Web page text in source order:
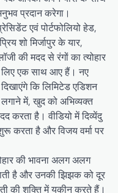
प्रदान करेगा।
एवं पोर्टफोलियो हेड,
शो मिर्जापुर के यार,
की मदद से रंगों का त्योहार
एक साथ आए हैं। नए
कि लिमिटेड एडिशन
में, खुद को अभिव्यक्त
करता है। वीडियो में दिव्येंदु
है और विजय वर्मा पर
की भावना अलग अलग
है और उनकी झिझक को दूर
की शक्ति में यकीन करते हैं।